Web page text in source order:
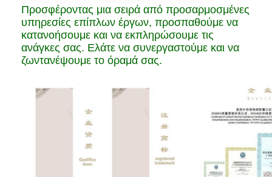
Προσφέροντας μια σειρά από προσαρμοσμένες
υπηρεσίες επίπλων έργων, προσπαθούμε να
κατανοήσουμε και να εκπληρώσουμε τις
ανάγκες σας. Ελάτε να συνεργαστούμε και να
ζωντανέψουμε το όραμά σας.